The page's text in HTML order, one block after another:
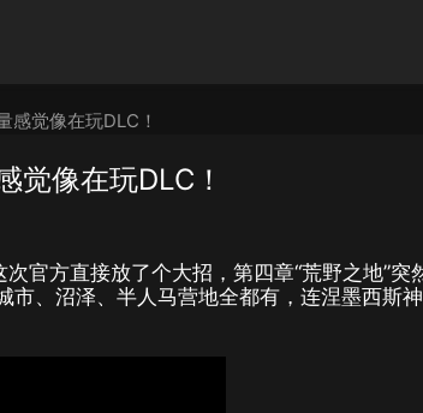
感觉像在玩DLC！
觉像在玩DLC！
官方直接放了个大招，第四章“荒野之地”突
、沼泽、半人马营地全都有，连涅墨西斯